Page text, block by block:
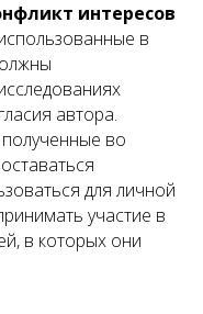
интересов
в
автора.
во
для личной
участие в
в которых они